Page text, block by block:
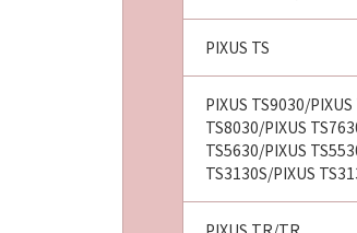
PIXUS TS
PIXUS TS9030/
TS8030/PIXUS
TS5630/PIXUS
TS3130S/PIXUS